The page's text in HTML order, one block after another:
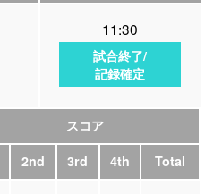
11:30
試合終了/
記録確定
スコア
2nd 3rd 4th Total